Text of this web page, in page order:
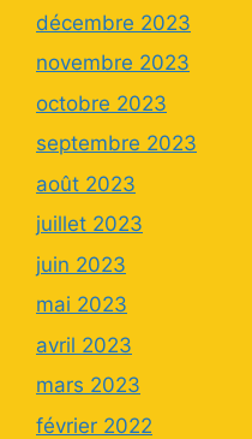
décembre 2023
novembre 2023
octobre 2023
septembre 2023
août 2023
juillet 2023
juin 2023
mai 2023
avril 2023
mars 2023
février 2022